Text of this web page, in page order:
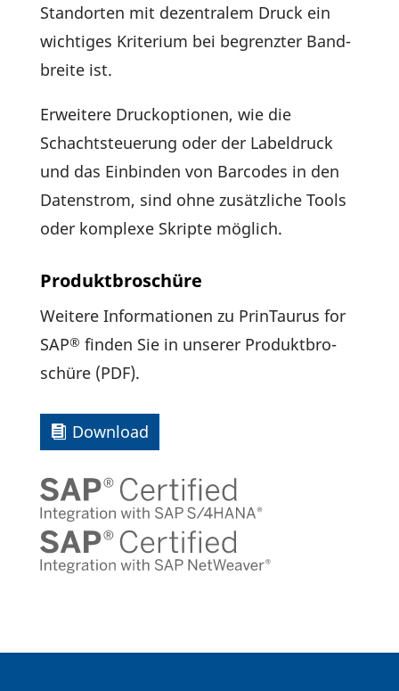
Stand­orten mit dezen­tralem Druck ein
wich­tiges Krite­rium bei begrenzter Band­
breite ist.
Erwei­tere Druck­op­tionen, wie die
Schacht­steue­rung oder der Label­druck
und das Einbinden von Barcodes in den
Daten­strom, sind ohne zusätz­liche Tools
oder komplexe Skripte möglich.
Produktbroschüre
Weitere Infor­ma­tionen zu Prin­Taurus for
SAP® finden Sie in unserer Produkt­bro­
schüre (PDF).
Down­load